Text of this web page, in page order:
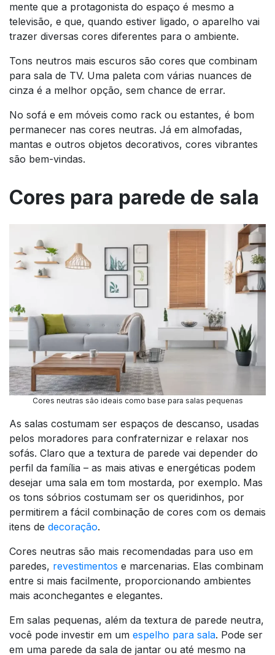
mente que a protagonista do espaço é mesmo a
televisão, e que, quando estiver ligado, o aparelho vai
trazer diversas cores diferentes para o ambiente.
Tons neutros mais escuros são cores que combinam
para sala de TV. Uma paleta com várias nuances de
cinza é a melhor opção, sem chance de errar.
No sofá e em móveis como rack ou estantes, é bom
permanecer nas cores neutras. Já em almofadas,
mantas e outros objetos decorativos, cores vibrantes
são bem-vindas.
Cores para parede de sala
Cores neutras são ideais como base para salas pequenas
As salas costumam ser espaços de descanso, usadas
pelos moradores para confraternizar e relaxar nos
sofás. Claro que a textura de parede vai depender do
perfil da família – as mais ativas e energéticas podem
desejar uma sala em tom mostarda, por exemplo. Mas
os tons sóbrios costumam ser os queridinhos, por
permitirem a fácil combinação de cores com os demais
itens de decoração.
Cores neutras são mais recomendadas para uso em
paredes, revestimentos e marcenarias. Elas combinam
entre si mais facilmente, proporcionando ambientes
mais aconchegantes e elegantes.
Em salas pequenas, além da textura de parede neutra,
você pode investir em um espelho para sala. Pode ser
em uma parede da sala de jantar ou até mesmo na